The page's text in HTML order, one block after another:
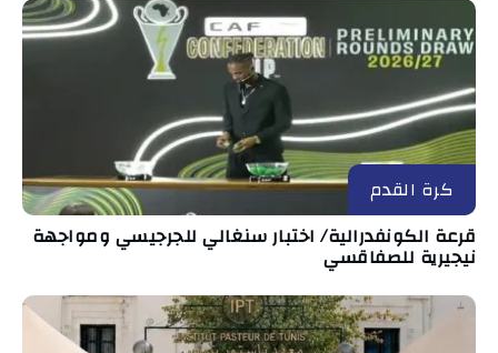
كرة القدم
قرعة الكونفدرالية/ اختبار سنغالي للجرجيسي ومواجهة
نيجيرية للصفاقسي